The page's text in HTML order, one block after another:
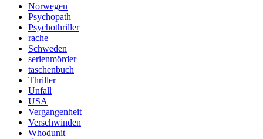
Norwegen
Psychopath
Psychothriller
rache
Schweden
serienmörder
taschenbuch
Thriller
Unfall
USA
Vergangenheit
Verschwinden
Whodunit